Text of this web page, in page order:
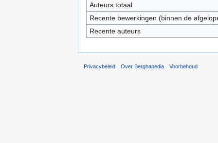
Auteurs totaal
Recente bewerkingen (binnen de
Recente auteurs
Privacybeleid Over Berghapedia Voorbehoud